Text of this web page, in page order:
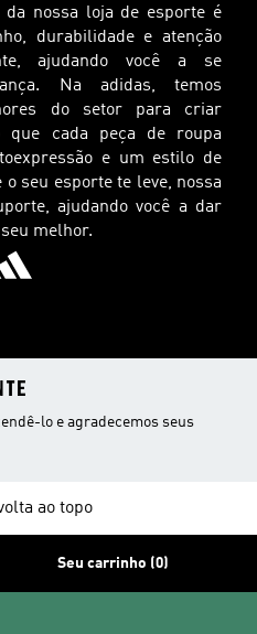
nossa loja de esporte é
durabilidade e atenção
ajudando você a se
Na adidas, temos
do setor para criar
que cada peça de roupa
e um estilo de
seu esporte te leve, nossa
ajudando você a dar
melhor.
lo e agradecemos seus
ao topo
Seu carrinho (0)